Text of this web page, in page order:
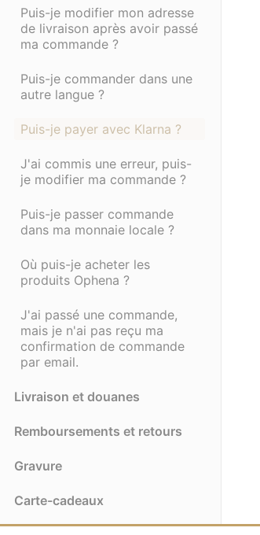
Puis-je modifier mon adresse
de livraison après avoir passé
ma commande ?
Puis-je commander dans une
autre langue ?
Puis-je payer avec Klarna ?
J'ai commis une erreur, puis-
je modifier ma commande ?
Puis-je passer commande
dans ma monnaie locale ?
Où puis-je acheter les
produits Ophena ?
J'ai passé une commande,
mais je n'ai pas reçu ma
confirmation de commande
par email.
Livraison et douanes
Remboursements et retours
Gravure
Carte-cadeaux